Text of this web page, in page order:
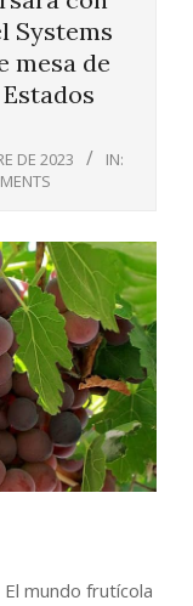
Systems
mesa de
DE 2023
IN:
mundo frutícola